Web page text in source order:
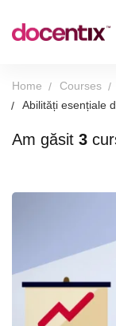
Home Courses
Abilități esențiale
Am găsit 3